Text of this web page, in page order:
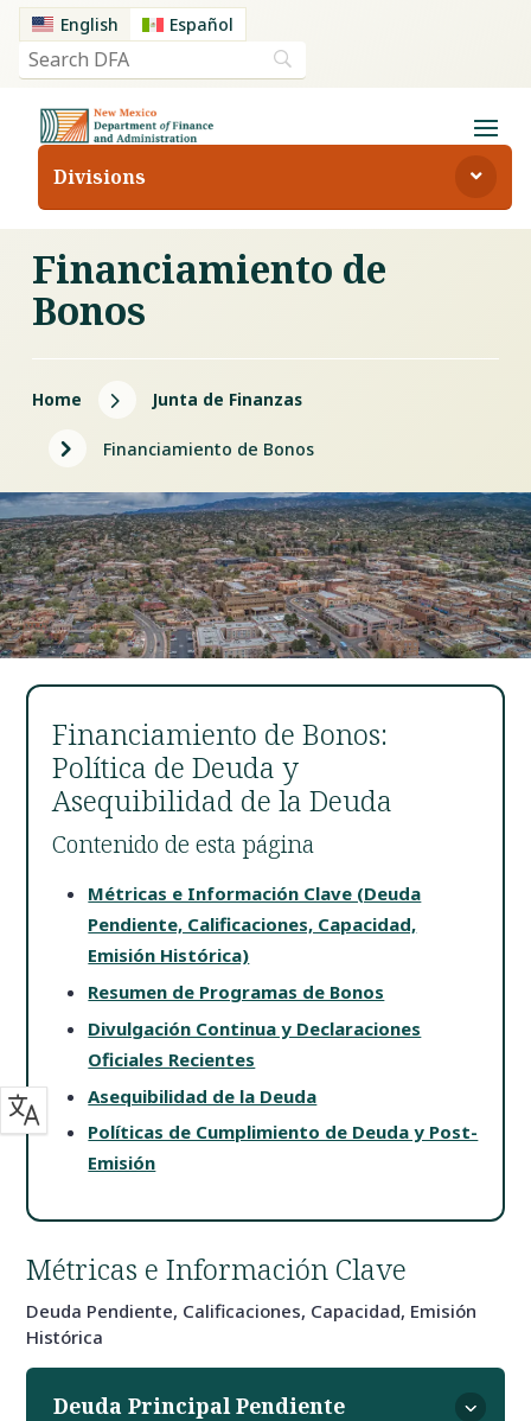
English Español
Divisions
Financiamiento de
Bonos
Home 5 Junta de Finanzas
5 Financiamiento de Bonos
Financiamiento de Bonos:
Política de Deuda y
Asequibilidad de la Deuda
Contenido de esta página
Métricas e Información Clave (Deuda
Pendiente, Calificaciones, Capacidad,
Emisión Histórica)
Resumen de Programas de Bonos
Divulgación Continua y Declaraciones
Oficiales Recientes
Asequibilidad de la Deuda
Políticas de Cumplimiento de Deuda y Post-
Emisión
Métricas e Información Clave
Deuda Pendiente, Calificaciones, Capacidad, Emisión
Histórica
Deuda Principal Pendiente